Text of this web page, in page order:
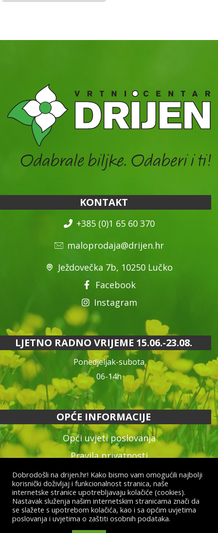
KONTAKT
+385 (0)1 65 60 370
maloprodaja@drijen.hr
Ježdovečka 7b, 10250 Lučko
Facebook
Instagram
LJETNO RADNO VRIJEME 15.06.-23.08.
Ponedjeljak-subota
06-14h
OPĆE INFORMACIJE
Opći uvjeti poslovanja
Pravila privatnosti
Reklamacija proizvoda
Način plaćanja & dostava
Raskid ugovora
Dobrodošli na drijen.hr! Kako bismo vam omogućili najbolji
korisnički doživljaj i funkcionalnost stranica, naše
internetske stranice upotrebljavaju kolačiće (cookies).
Nastavak služenja našim internetskim stranicama znači da
se slažete s upotrebom kolačića, kao i sa općim uvjetima
poslovanja i uvjetima o zaštiti osobnih podataka.